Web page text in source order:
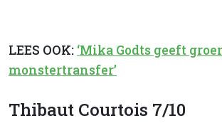
LEES OOK: ‘Mika Godts geeft
monstertransfer’
Thibaut Courtois 7/10